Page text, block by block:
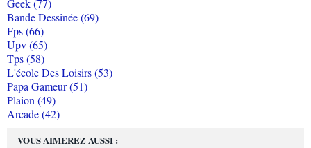
VOUS AIMEREZ AUSSI :
Geek (77)
Bande Dessinée (69)
Fps (66)
Upv (65)
Tps (58)
L'école Des Loisirs (53)
Papa Gameur (51)
Plaion (49)
Arcade (42)